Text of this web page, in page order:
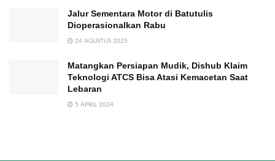
Jalur Sementara Motor di Batutulis
Dioperasionalkan Rabu
26 AGUSTUS 2025
Matangkan Persiapan Mudik, Dishub Klaim
Teknologi ATCS Bisa Atasi Kemacetan Saat
Lebaran
5 APRIL 2024